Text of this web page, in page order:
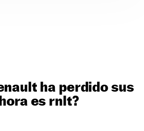
ha perdido sus
es rnlt?